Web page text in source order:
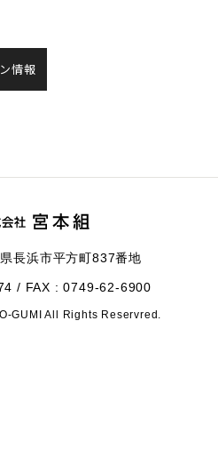
情報
長浜市平方町837番地
/ FAX : 0749-62-6900
GUMI All Rights Reservred.